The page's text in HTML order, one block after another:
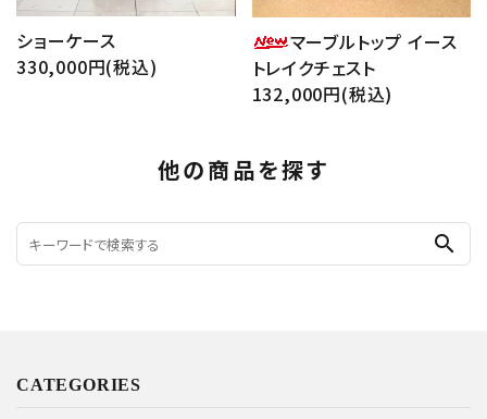
ショーケース
330,000円(税込)
マーブルトップ イース
トレイクチェスト
132,000円(税込)
他の商品を探す
search
CATEGORIES